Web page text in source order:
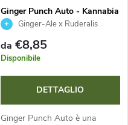
Ginger Punch Auto - Kannabia
Seed Company
Ginger-Ale x Ruderalis
da €8,85
Disponibile
DETTAGLIO
Ginger Punch Auto è una